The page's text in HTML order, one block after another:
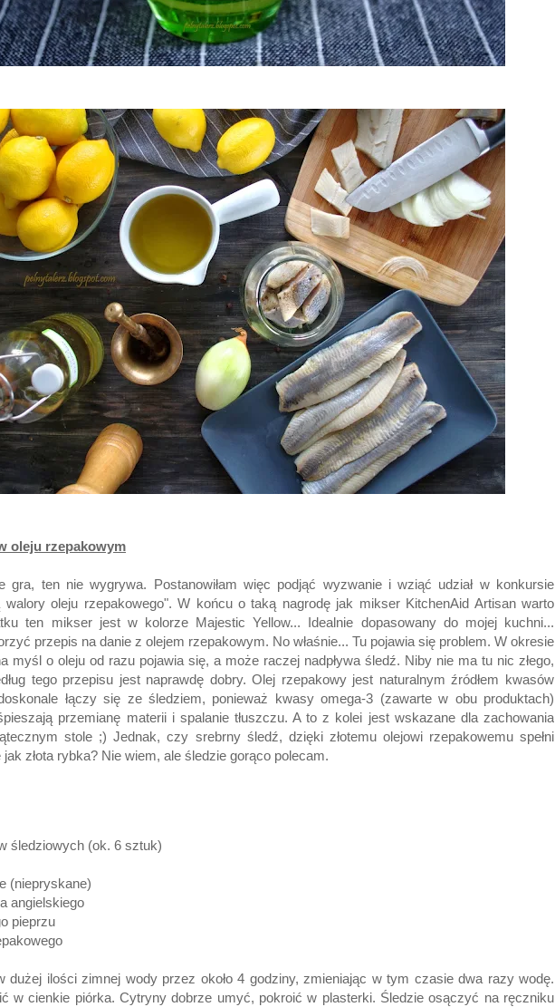
oleju rzepakowym
gra, ten nie wygrywa. Postanowiłam więc podjąć wyzwanie i wziąć udział w konkursie
walory oleju rzepakowego". W końcu o taką nagrodę jak mikser KitchenAid Artisan warto
ten mikser jest w kolorze Majestic Yellow... Idealnie dopasowany do mojej kuchni...
przepis na danie z olejem rzepakowym. No właśnie... Tu pojawia się problem. W okresie
myśl o oleju od razu pojawia się, a może raczej nadpływa śledź. Niby nie ma tu nic złego,
tego przepisu jest naprawdę dobry. Olej rzepakowy jest naturalnym źródłem kwasów
łączy się ze śledziem, ponieważ kwasy omega-3 (zawarte w obu produktach)
przemianę materii i spalanie tłuszczu. A to z kolei jest wskazane dla zachowania
stole ;) Jednak, czy srebrny śledź, dzięki złotemu olejowi rzepakowemu spełni
złota rybka? Nie wiem, ale śledzie gorąco polecam.
śledziowych (ok. 6 sztuk)
(niepryskane)
angielskiego
pieprzu
dużej ilości zimnej wody przez około 4 godziny, zmieniając w tym czasie dwa razy wodę.
w cienkie piórka. Cytryny dobrze umyć, pokroić w plasterki. Śledzie osączyć na ręczniku